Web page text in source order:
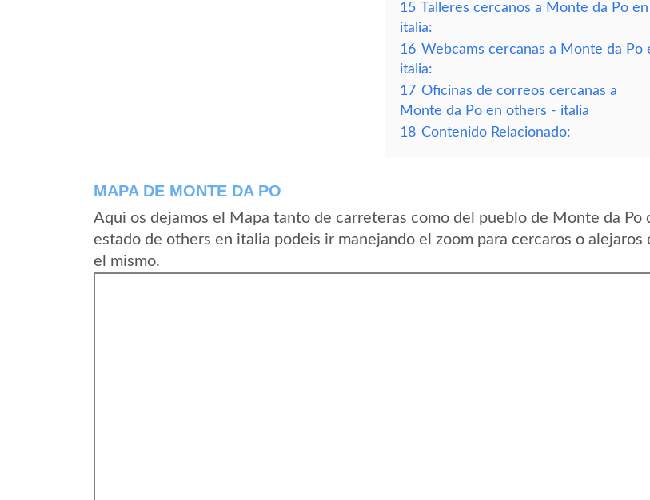
15 Talleres cercanos a Monte da Po en
italia:
16 Webcams cercanas a Monte da Po
italia:
17 Oficinas de correos cercanas a
Monte da Po en others - italia
18 Contenido Relacionado:
MAPA DE MONTE DA PO
Aqui os dejamos el Mapa tanto de carreteras como del pueblo de Monte da Po
estado de others en italia podeis ir manejando el zoom para cercaros o alejaros
el mismo.